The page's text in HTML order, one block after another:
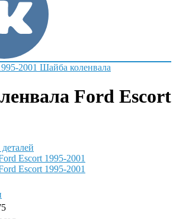
2001 Шайба коленвала
Ford Escort